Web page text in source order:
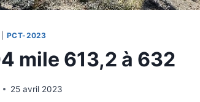
PCT-2023
mile 613,2 à 632
25 avril 2023